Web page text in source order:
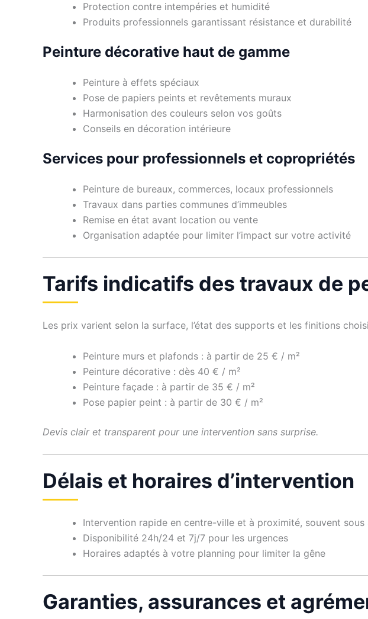
Protection contre intempéries et humidité
Produits professionnels garantissant résistance et durabilité
Peinture décorative haut de gamme
Peinture à effets spéciaux
Pose de papiers peints et revêtements muraux
Harmonisation des couleurs selon vos goûts
Conseils en décoration intérieure
Services pour professionnels et copropriétés
Peinture de bureaux, commerces, locaux professionnels
Travaux dans parties communes d’immeubles
Remise en état avant location ou vente
Organisation adaptée pour limiter l’impact sur votre activité
Tarifs indicatifs des travaux de
Les prix varient selon la surface, l’état des supports et les finitions
Peinture murs et plafonds : à partir de 25 € / m²
Peinture décorative : dès 40 € / m²
Peinture façade : à partir de 35 € / m²
Pose papier peint : à partir de 30 € / m²
Devis clair et transparent pour une intervention sans surprise.
Délais et horaires d’intervention
Intervention rapide en centre-ville et à proximité, souvent sous
Disponibilité 24h/24 et 7j/7 pour les urgences
Horaires adaptés à votre planning pour limiter la gêne
Garanties, assurances et